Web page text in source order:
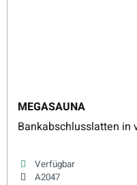
MEGASAUNA
Bankabschlusslatten in
Verfügbar
A2047